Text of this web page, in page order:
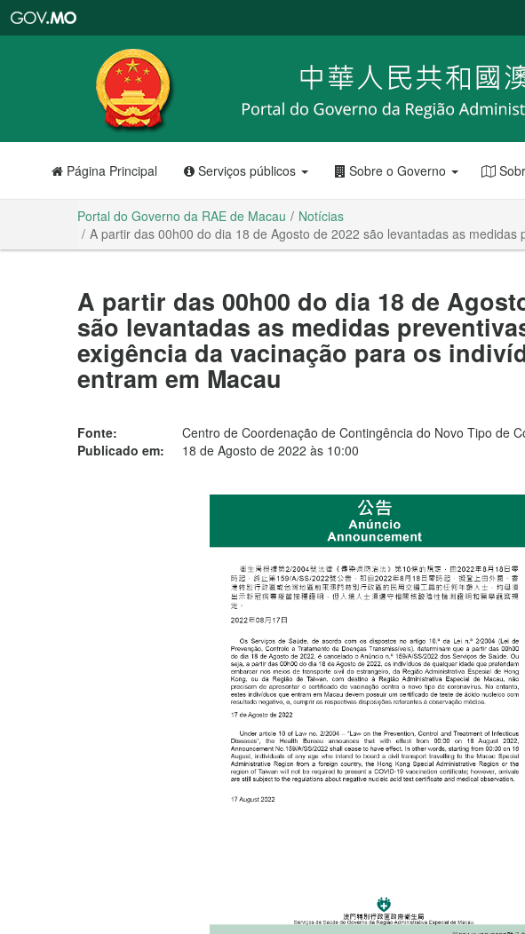
RAE
de
Macau
Página Principal Serviços públicos Sobre o Governo
Portal do Governo da RAE de Macau
Notícias
A partir das 00h00 do dia 18 de Agosto de 2022 são levantadas as
A partir das 00h00 do dia 18 de
são levantadas as medidas
exigência da vacinação para os
entram em Macau
Fonte:
Centro de Coordenação de Contingência do Novo Tipo de
Publicado em:
18 de Agosto de 2022 às 10:00